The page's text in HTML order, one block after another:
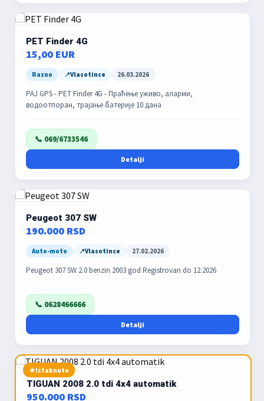
PET Finder 4G
15,00 EUR
Razno Vlasotince 26.03.2026
PAJ GPS - PET Finder 4G - Праћење уживо, аларми,
водоотпоран, трајање батерије 10 дана
📞 069/6733546
Detalji
Peugeot 307 SW
190.000 RSD
Auto-moto Vlasotince 27.02.2026
Peugeot 307 SW 2.0 benzin 2003 god Registrovan do 12.2026
📞 0628466666
Detalji
Istaknuto
TIGUAN 2008 2.0 tdi 4x4 automatik
950.000 RSD